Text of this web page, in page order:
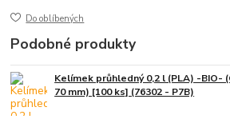
Do oblíbených
Podobné produkty
Kelímek průhledný 0,2 l (PLA) -BIO-
70 mm) [100 ks] (76302 - P7B)